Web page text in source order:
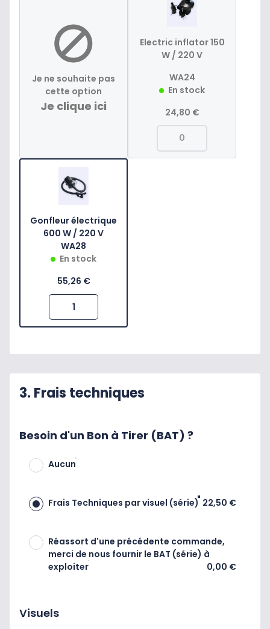
Je ne souhaite pas
cette option
Je clique ici
Electric inflator 150
W / 220 V
WA24
En stock
24,80 €
Gonfleur électrique
600 W / 220 V
WA28
En stock
55,26 €
3. Frais techniques
Besoin d'un Bon à Tirer (BAT) ?
Aucun
Frais Techniques par visuel (série) 22,50 €
Réassort d'une précédente commande,
merci de nous fournir le BAT (série) à
exploiter
0,00 €
Visuels